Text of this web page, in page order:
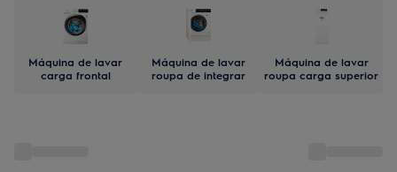
Máquina de lavar
carga frontal
Máquina de lavar
roupa de integrar
Máquina de lavar
roupa carga superior